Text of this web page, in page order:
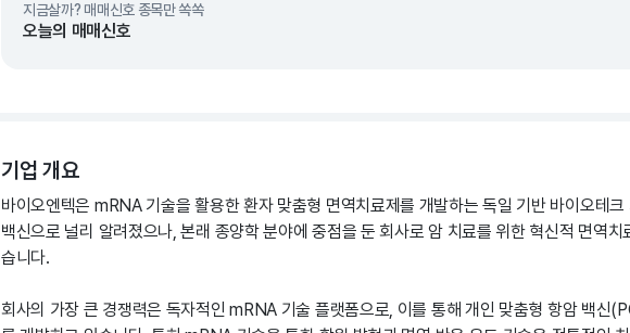
지금살까? 매매신호 종목만 쏙쏙
오늘의 매매신호
기업 개요
바이오엔텍은 mRNA 기술을 활용한 환자 맞춤형 면역치료제를 개발하는 독일 기반 바이오테
백신으로 널리 알려졌으나, 본래 종양학 분야에 중점을 둔 회사로 암 치료를 위한 혁신적 면역치
습니다.
회사의 가장 큰 경쟁력은 독자적인 mRNA 기술 플랫폼으로, 이를 통해 개인 맞춤형 항암 백신